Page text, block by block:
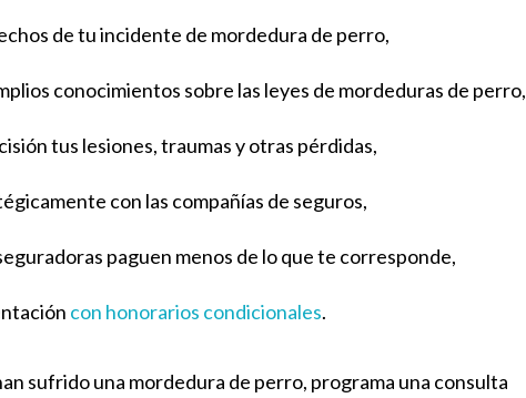
de tu incidente de mordedura de perro,
conocimientos sobre las leyes de mordeduras de perro,
tus lesiones, traumas y otras pérdidas,
con las compañías de seguros,
paguen menos de lo que te corresponde,
con honorarios condicionales.
sufrido una mordedura de perro, programa una consulta